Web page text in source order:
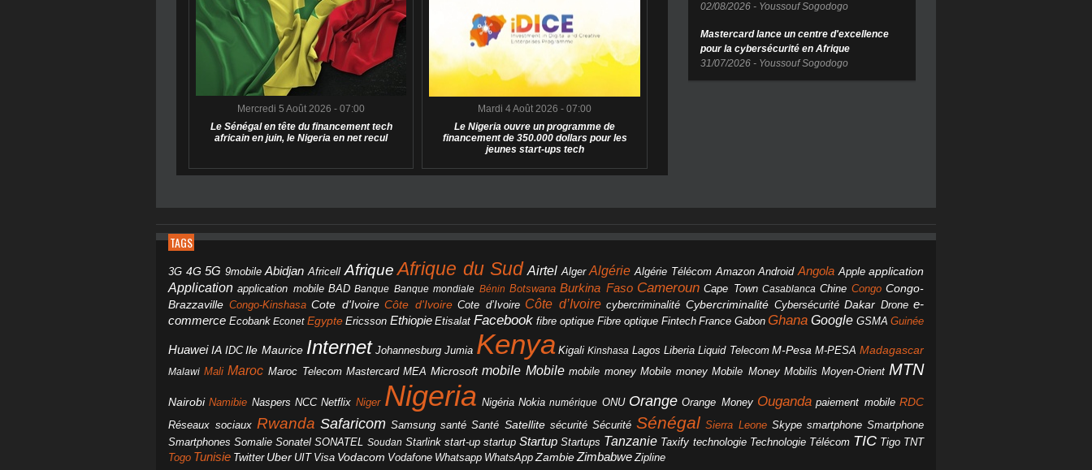
Mercredi 5 Août 2026 - 07:00
Le Sénégal en tête du financement tech
africain en juin, le Nigeria en net recul
Mardi 4 Août 2026 - 07:00
Le Nigeria ouvre un programme de
financement de 350.000 dollars pour les
jeunes start-ups tech
02/08/2026 - Youssouf Sogodogo
Mastercard lance un centre d'excellence
pour la cybersécurité en Afrique
31/07/2026 - Youssouf Sogodogo
TAGS
3G 4G 5G 9mobile Abidjan Africell Afrique Afrique du Sud Airtel Alger Algérie Algérie Télécom Amazon Android Angola Apple application
Application application mobile BAD Banque Banque mondiale Bénin Botswana Burkina Faso Cameroun Cape Town Casablanca Chine Congo Congo-
Brazzaville Congo-Kinshasa Cote d'Ivoire Côte d'Ivoire Cote d’Ivoire Côte d’Ivoire cybercriminalité Cybercriminalité Cybersécurité Dakar Drone e-
commerce Ecobank Econet Egypte Ericsson Ethiopie Etisalat Facebook fibre optique Fibre optique Fintech France Gabon Ghana Google GSMA Guinée
Huawei IA IDC Ile Maurice Internet Johannesburg Jumia Kenya Kigali Kinshasa Lagos Liberia Liquid Telecom M-Pesa M-PESA Madagascar
Malawi Mali Maroc Maroc Telecom Mastercard MEA Microsoft mobile Mobile mobile money Mobile money Mobile Money Mobilis Moyen-Orient MTN
Nairobi Namibie Naspers NCC Netflix Niger Nigeria Nigéria Nokia numérique ONU Orange Orange Money Ouganda paiement mobile RDC
Réseaux sociaux Rwanda Safaricom Samsung santé Santé Satellite sécurité Sécurité Sénégal Sierra Leone Skype smartphone Smartphone
Smartphones Somalie Sonatel SONATEL Soudan Starlink start-up startup Startup Startups Tanzanie Taxify technologie Technologie Télécom TIC Tigo TNT
Togo Tunisie Twitter Uber UIT Visa Vodacom Vodafone Whatsapp WhatsApp Zambie Zimbabwe Zipline